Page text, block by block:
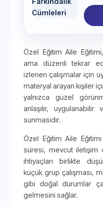
Özel Eğitim Aile
ama düzenli tekrar
izlenen çalışmalar için
materyal arayan kişiler
yalnızca güzel
anlaşılır,
sunmasıdır.
Özel Eğitim Aile Eğitimi
süresi, mevcut iletişim
ihtiyaçları birlikte
küçük grup çalışması,
gibi doğal durumlar
gelmesini sağlar.